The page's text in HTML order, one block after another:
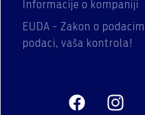
Informacije o kompaniji
EUDA - Zakon o
podaci, vaša kontrola!